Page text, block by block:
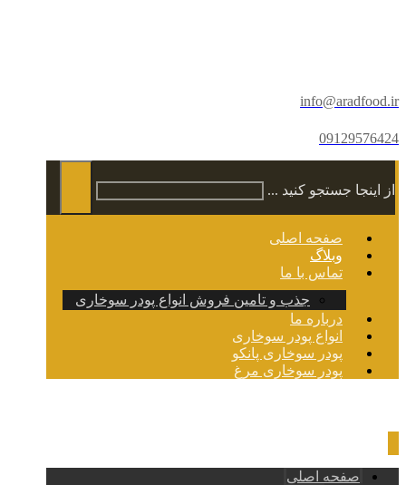
info@aradfood.ir
09129576424
از اینجا جستجو کنید ...
صفحه اصلی
وبلاگ
تماس با ما
جذب و تامین فروش انواع پودر سوخاری
درباره ما
انواع پودر سوخاری
پودر سوخاری پانکو
پودر سوخاری مرغ
صفحه اصلی